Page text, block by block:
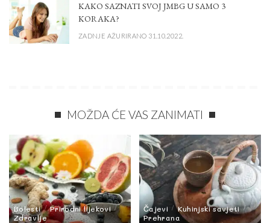
KAKO SAZNATI SVOJ JMBG U SAMO 3
KORAKA?
ZADNJE AŽURIRANO 31.10.2022.
MOŽDA ĆE VAS ZANIMATI
Bolesti
Prirodni lijekovi
Zdravlje
Čajevi
Kuhinjski savjeti
Prehrana